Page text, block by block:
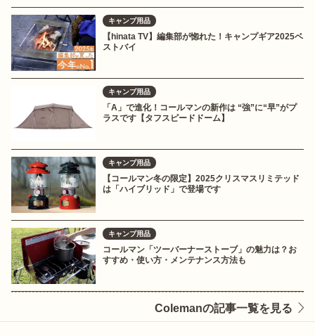
キャンプ用品
【hinata TV】編集部が惚れた！キャンプギア2025ベ
ストバイ
キャンプ用品
「A」で進化！コールマンの新作は “強”に“早”がプ
ラスです【タフスピードドーム】
キャンプ用品
【コールマン冬の限定】2025クリスマスリミテッド
は「ハイブリッド」で登場です
キャンプ用品
コールマン「ツーバーナーストーブ」の魅力は？お
すすめ・使い方・メンテナンス方法も
Colemanの記事一覧を見る